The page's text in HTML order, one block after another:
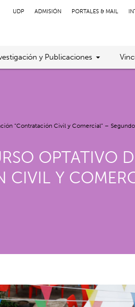
UDP ADMISIÓN PORTALES & MAIL
y Publicaciones
“Contratación Civil y Comercial” –
OPTATIVO
Y